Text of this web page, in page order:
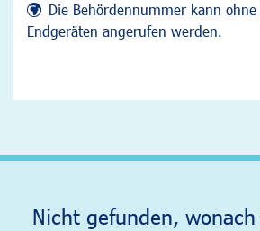
Die Behördennummer kann
Endgeräten angerufen werden.
Nicht gefunden, wonach